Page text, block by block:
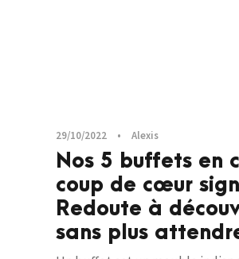
29/10/2022 • Alexis
Nos 5 buffets en
coup de cœur
Redoute à
sans plus